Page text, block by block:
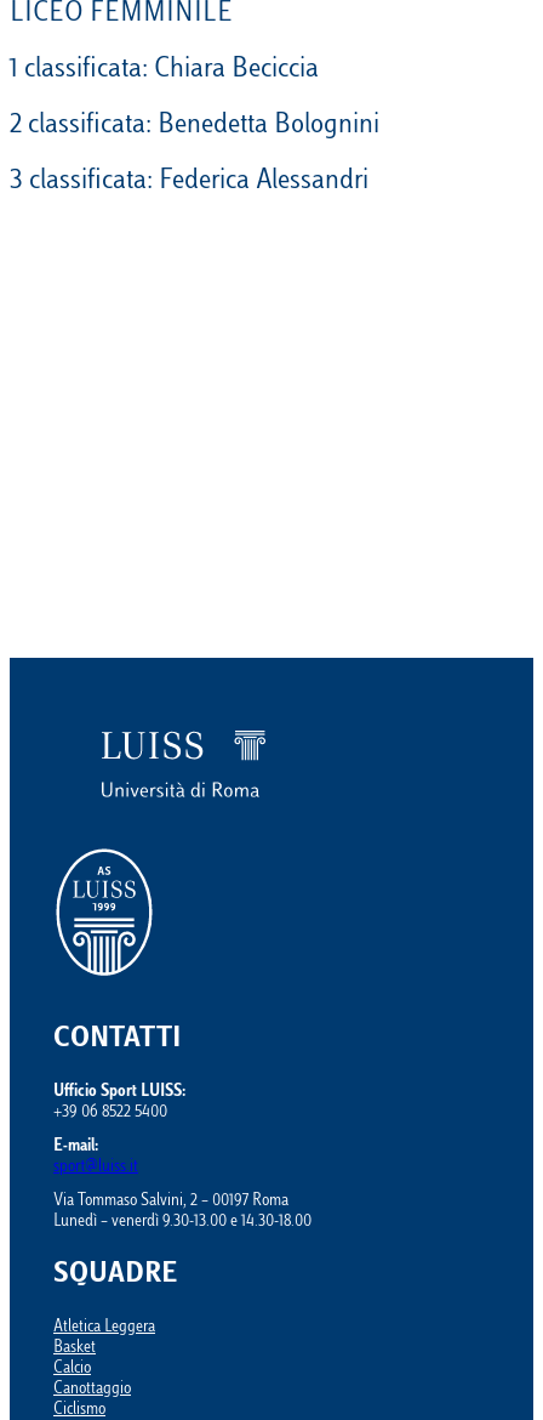
LICEO FEMMINILE
1 classificata: Chiara Beciccia
2 classificata: Benedetta Bolognini
3 classificata: Federica Alessandri
CONTATTI
Ufficio Sport LUISS:
+39 06 8522 5400
E-mail:
sport@luiss.it
Via Tommaso Salvini, 2 – 00197 Roma
Lunedì – venerdì 9.30-13.00 e 14.30-18.00
SQUADRE
Atletica Leggera
Basket
Calcio
Canottaggio
Ciclismo